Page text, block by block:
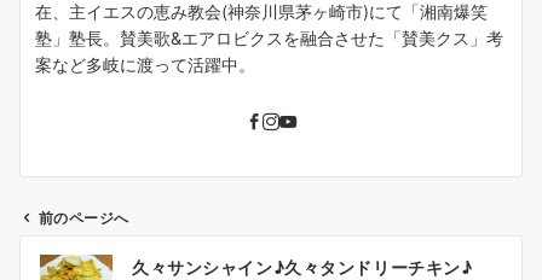
在、主イエスの恵み教会(神奈川県茅ヶ崎市)にて「湘南爆笑
塾」塾長。賛美歌&エアロビクスを融合させた「賛美クス」考
案など多岐に渡って活躍中。
前のページへ
久々サンシャイン♪久々タンドリーチキン♪